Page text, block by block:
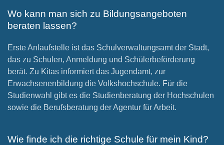
Wo kann man sich zu Bildungsangeboten
beraten lassen?
Erste Anlaufstelle ist das Schulverwaltungsamt der Stadt,
das zu Schulen, Anmeldung und Schülerbeförderung
berät. Zu Kitas informiert das Jugendamt, zur
Erwachsenenbildung die Volkshochschule. Für die
Studienwahl gibt es die Studienberatung der Hochschulen
sowie die Berufsberatung der Agentur für Arbeit.
Wie finde ich die richtige Schule für mein Kind?